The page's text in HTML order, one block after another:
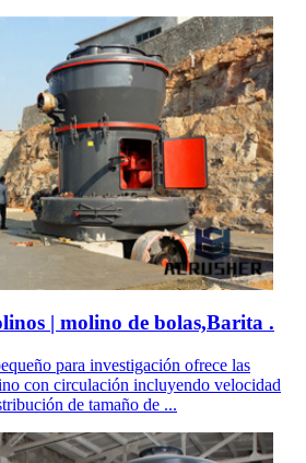
| molino de bolas,Barita .
para investigación ofrece las
con circulación incluyendo velocidad
de tamaño de ...